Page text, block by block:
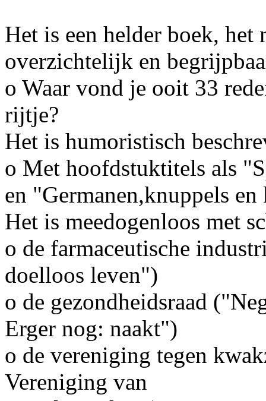
Het is een helder boek,
overzichtelijk en
o Waar vond je ooit 33
rijtje?
Het is humoristisch
o Met hoofdstuktitels als
en "Germanen,knuppels
Het is meedogenloos met
o de farmaceutische
doelloos leven")
o de gezondheidsraad
Erger nog: naakt")
o de vereniging tegen
Vereniging van